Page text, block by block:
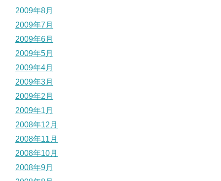
2009年8月
2009年7月
2009年6月
2009年5月
2009年4月
2009年3月
2009年2月
2009年1月
2008年12月
2008年11月
2008年10月
2008年9月